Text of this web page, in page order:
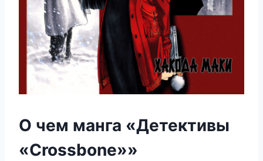
О чем манга «Детективы
«Crossbone»»